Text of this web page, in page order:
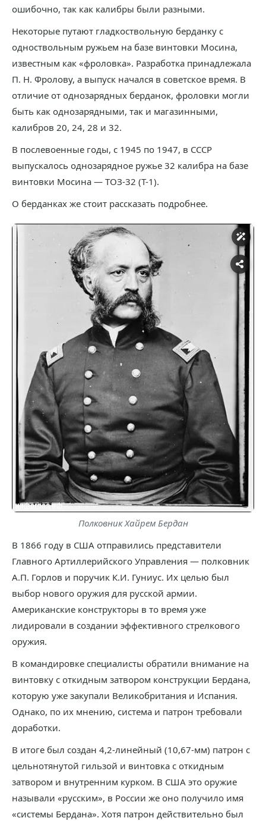
ошибочно, так как калибры были разными.
Некоторые путают гладкоствольную берданку с
одноствольным ружьем на базе винтовки Мосина,
известным как «фроловка». Разработка принадлежала
П. Н. Фролову, а выпуск начался в советское время. В
отличие от однозарядных берданок, фроловки могли
быть как однозарядными, так и магазинными,
калибров 20, 24, 28 и 32.
В послевоенные годы, с 1945 по 1947, в СССР
выпускалось однозарядное ружье 32 калибра на базе
винтовки Мосина — ТОЗ-32 (Т-1).
О берданках же стоит рассказать подробнее.
Полковник Хайрем Бердан
В 1866 году в США отправились представители
Главного Артиллерийского Управления — полковник
А.П. Горлов и поручик К.И. Гуниус. Их целью был
выбор нового оружия для русской армии.
Американские конструкторы в то время уже
лидировали в создании эффективного стрелкового
оружия.
В командировке специалисты обратили внимание на
винтовку с откидным затвором конструкции Бердана,
которую уже закупали Великобритания и Испания.
Однако, по их мнению, система и патрон требовали
доработки.
В итоге был создан 4,2-линейный (10,67-мм) патрон с
цельнотянутой гильзой и винтовка с откидным
затвором и внутренним курком. В США это оружие
называли «русским», в России же оно получило имя
«системы Бердана». Хотя патрон действительно был